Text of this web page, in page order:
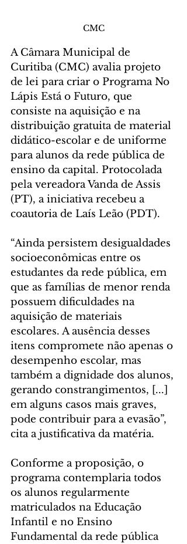
CMC
A Câmara Municipal de
Curitiba (CMC) avalia projeto
de lei para criar o Programa No
Lápis Está o Futuro, que
consiste na aquisição e na
distribuição gratuita de material
didático-escolar e de uniforme
para alunos da rede pública de
ensino da capital. Protocolada
pela vereadora Vanda de Assis
(PT), a iniciativa recebeu a
coautoria de Laís Leão (PDT).
“Ainda persistem desigualdades
socioeconômicas entre os
estudantes da rede pública, em
que as famílias de menor renda
possuem dificuldades na
aquisição de materiais
escolares. A ausência desses
itens compromete não apenas o
desempenho escolar, mas
também a dignidade dos alunos,
gerando constrangimentos, [...]
em alguns casos mais graves,
pode contribuir para a evasão”,
cita a justificativa da matéria.
Conforme a proposição, o
programa contemplaria todos
os alunos regularmente
matriculados na Educação
Infantil e no Ensino
Fundamental da rede pública